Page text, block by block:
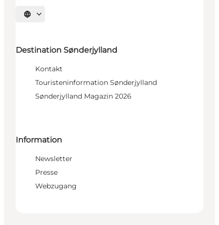
Sprache auswählen
Destination Sønderjylland
Kontakt
Touristeninformation Sønderjylland
Sønderjylland Magazin 2026
Information
Newsletter
Presse
Webzugang